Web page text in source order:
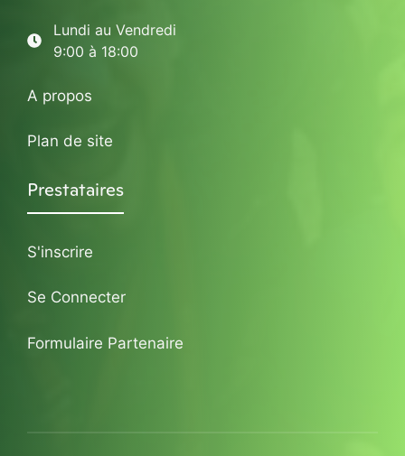
Lundi au Vendredi
9:00 à 18:00
A propos
Plan de site
Prestataires
S'inscrire
Se Connecter
Formulaire Partenaire